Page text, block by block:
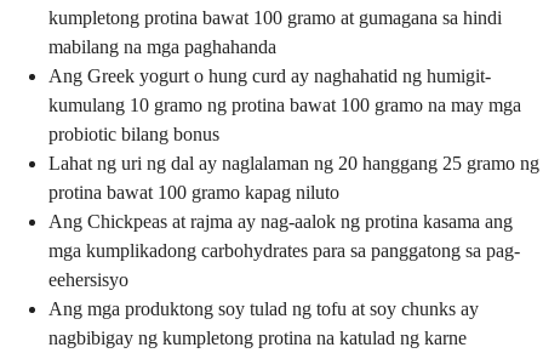
kumpletong protina bawat 100 gramo at gumagana sa hindi
mabilang na mga paghahanda
Ang Greek yogurt o hung curd ay naghahatid ng humigit-
kumulang 10 gramo ng protina bawat 100 gramo na may mga
probiotic bilang bonus
Lahat ng uri ng dal ay naglalaman ng 20 hanggang 25 gramo ng
protina bawat 100 gramo kapag niluto
Ang Chickpeas at rajma ay nag-aalok ng protina kasama ang
mga kumplikadong carbohydrates para sa panggatong sa pag-
eehersisyo
Ang mga produktong soy tulad ng tofu at soy chunks ay
nagbibigay ng kumpletong protina na katulad ng karne